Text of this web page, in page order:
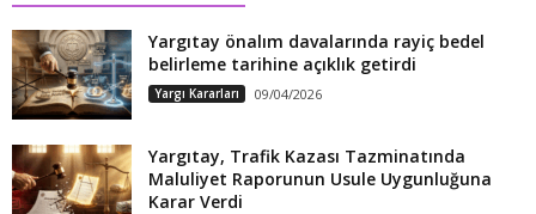
Yargıtay önalım davalarında rayiç bedel
belirleme tarihine açıklık getirdi
Yargı Kararları 09/04/2026
Yargıtay, Trafik Kazası Tazminatında
Maluliyet Raporunun Usule Uygunluğuna
Karar Verdi